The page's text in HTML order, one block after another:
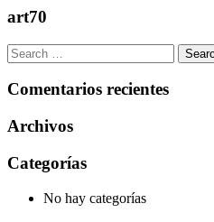
art70
Comentarios recientes
Archivos
Categorías
No hay categorías